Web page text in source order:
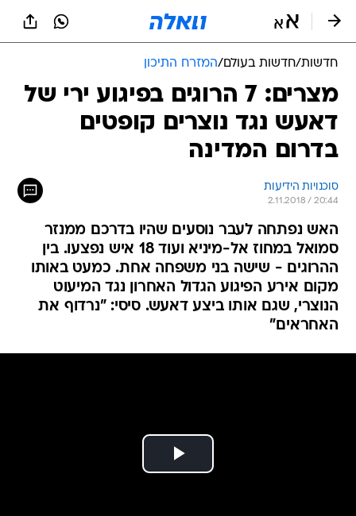
חדשות/חדשות בעולם/המזרח התיכון
מצרים: 7 הרוגים בפיגוע ירי של
דאעש נגד נוצרים קופטים
בדרום המדינה
סוכנויות הידיעות
2.11.2018 / 20:44
האש נפתחה לעבר נוסעים שהיו בדרכם ממנזר
סמואל במחוז אל-מיניא ועוד 18 איש נפצעו. בין
ההרוגים - שישה בני משפחה אחת. כמעט באותו
מקום אירע הפיגוע הגדול האחרון נגד המיעוט
הנוצרי, שגם אותו ביצע דאעש. סיסי: "נרדוף את
האחראים"